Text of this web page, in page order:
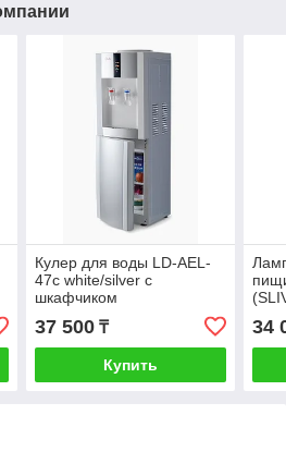
Кулер для воды LD-AEL-
47c white/silver с
шкафчиком
37 500₸
Купить
34